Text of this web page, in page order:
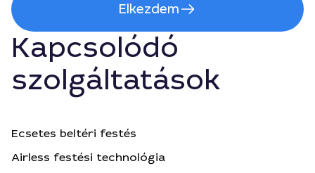
Elkezdem
Kapcsolódó
szolgáltatások
Ecsetes beltéri festés
Airless festési technológia